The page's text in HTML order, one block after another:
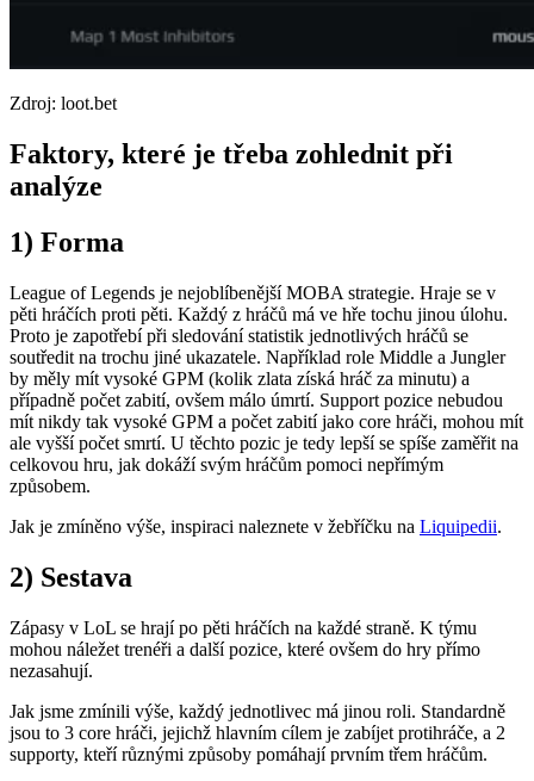
Zdroj: loot.bet
Faktory, které je třeba zohlednit při
analýze
1) Forma
League of Legends je nejoblíbenější MOBA strategie. Hraje se v
pěti hráčích proti pěti. Každý z hráčů má ve hře tochu jinou úlohu.
Proto je zapotřebí při sledování statistik jednotlivých hráčů se
soutředit na trochu jiné ukazatele. Například role Middle a Jungler
by měly mít vysoké GPM (kolik zlata získá hráč za minutu) a
případně počet zabití, ovšem málo úmrtí. Support pozice nebudou
mít nikdy tak vysoké GPM a počet zabití jako core hráči, mohou mít
ale vyšší počet smrtí. U těchto pozic je tedy lepší se spíše zaměřit na
celkovou hru, jak dokáží svým hráčům pomoci nepřímým
způsobem.
Jak je zmíněno výše, inspiraci naleznete v žebříčku na Liquipedii.
2) Sestava
Zápasy v LoL se hrají po pěti hráčích na každé straně. K týmu
mohou náležet trenéři a další pozice, které ovšem do hry přímo
nezasahují.
Jak jsme zmínili výše, každý jednotlivec má jinou roli. Standardně
jsou to 3 core hráči, jejichž hlavním cílem je zabíjet protihráče, a 2
supporty, kteří různými způsoby pomáhají prvním třem hráčům.